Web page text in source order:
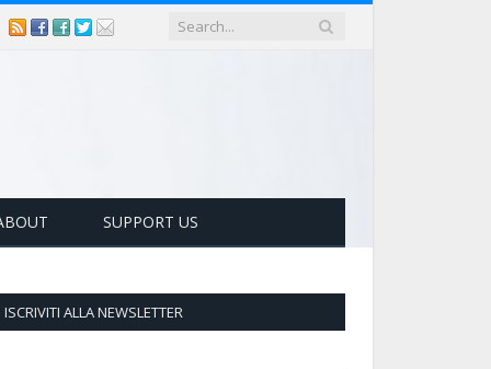
SUPPORT US
ISCRIVITI ALLA NEWSLETTER